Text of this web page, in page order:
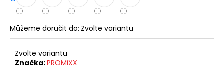
Můžeme doručit do: Zvolte variantu
Zvolte variantu
Značka:PROMiXX